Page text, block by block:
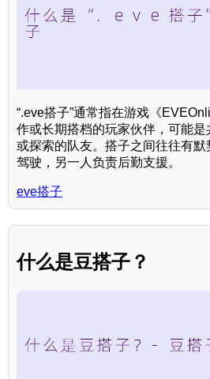
“.eve搭子”通常指在游戏《
作或长期搭档的玩家伙伴，可能
或探索的队友。搭子之间往往有
驾驶，另一人负责后勤支援。
eve搭子
什么是豆搭子？